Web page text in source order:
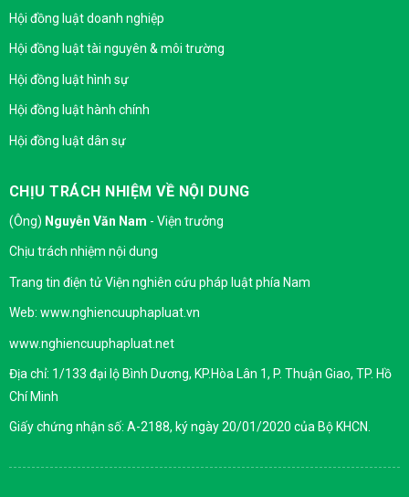
Hội đồng luật doanh nghiệp
Hội đồng luật tài nguyên & môi trường
Hội đồng luật hình sự
Hội đồng luật hành chính
Hội đồng luật dân sự
CHỊU TRÁCH NHIỆM VỀ NỘI DUNG
(Ông) Nguyễn Văn Nam - Viện trưởng
Chịu trách nhiệm nội dung
Trang tin điện tử Viện nghiên cứu pháp luật phía Nam
Web: www.nghiencuuphapluat.vn
www.nghiencuuphapluat.net
Địa chỉ: 1/133 đại lộ Bình Dương, KP.Hòa Lân 1, P. Thuận Giao, TP. Hồ
Chí Minh
Giấy chứng nhận số: A-2188, ký ngày 20/01/2020 của Bộ KHCN.